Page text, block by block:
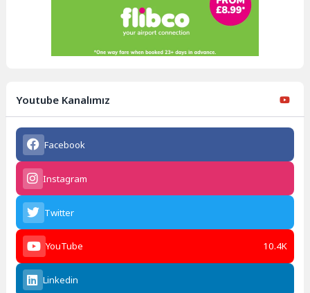
Youtube Kanalımız
Facebook
Instagram
Twitter
YouTube 10.4K
Linkedin